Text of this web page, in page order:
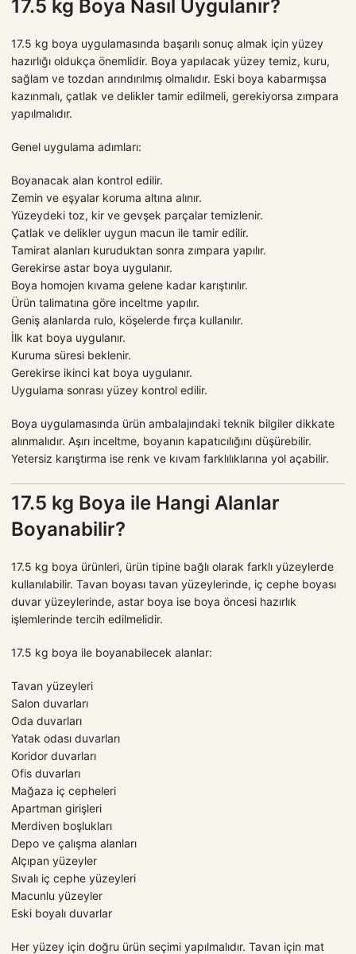
17.5 kg Boya Nasıl Uygulanır?
17.5 kg boya uygulamasında başarılı sonuç almak için yüzey
hazırlığı oldukça önemlidir. Boya yapılacak yüzey temiz, kuru,
sağlam ve tozdan arındırılmış olmalıdır. Eski boya kabarmışsa
kazınmalı, çatlak ve delikler tamir edilmeli, gerekiyorsa zımpara
yapılmalıdır.
Genel uygulama adımları:
Boyanacak alan kontrol edilir.
Zemin ve eşyalar koruma altına alınır.
Yüzeydeki toz, kir ve gevşek parçalar temizlenir.
Çatlak ve delikler uygun macun ile tamir edilir.
Tamirat alanları kuruduktan sonra zımpara yapılır.
Gerekirse astar boya uygulanır.
Boya homojen kıvama gelene kadar karıştırılır.
Ürün talimatına göre inceltme yapılır.
Geniş alanlarda rulo, köşelerde fırça kullanılır.
İlk kat boya uygulanır.
Kuruma süresi beklenir.
Gerekirse ikinci kat boya uygulanır.
Uygulama sonrası yüzey kontrol edilir.
Boya uygulamasında ürün ambalajındaki teknik bilgiler dikkate
alınmalıdır. Aşırı inceltme, boyanın kapatıcılığını düşürebilir.
Yetersiz karıştırma ise renk ve kıvam farklılıklarına yol açabilir.
17.5 kg Boya ile Hangi Alanlar
Boyanabilir?
17.5 kg boya ürünleri, ürün tipine bağlı olarak farklı yüzeylerde
kullanılabilir. Tavan boyası tavan yüzeylerinde, iç cephe boyası
duvar yüzeylerinde, astar boya ise boya öncesi hazırlık
işlemlerinde tercih edilmelidir.
17.5 kg boya ile boyanabilecek alanlar:
Tavan yüzeyleri
Salon duvarları
Oda duvarları
Yatak odası duvarları
Koridor duvarları
Ofis duvarları
Mağaza iç cepheleri
Apartman girişleri
Merdiven boşlukları
Depo ve çalışma alanları
Alçıpan yüzeyler
Sıvalı iç cephe yüzeyleri
Macunlu yüzeyler
Eski boyalı duvarlar
Her yüzey için doğru ürün seçimi yapılmalıdır. Tavan için mat